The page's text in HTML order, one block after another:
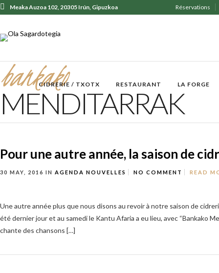
Réservations
Meaka Auzoa 102, 20305 Irún, Gipuzkoa
CIDRERIE / TXOTX RESTAURANT LA FORGE
bankako
MENDITARRAK
Pour une autre année, la saison de
30 MAY, 2016 IN AGENDA NOUVELLES NO COMMENT READ
Une autre année plus que nous disons au revoir à notre saison de
été dernier jour et au samedi le Kantu Afaria a eu lieu, avec “Bankako
chante des chansons […]